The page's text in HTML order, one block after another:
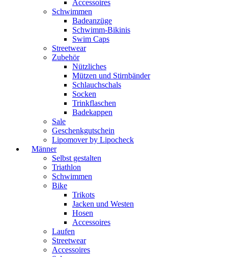
Accessoires
Schwimmen
Badeanzüge
Schwimm-Bikinis
Swim Caps
Streetwear
Zubehör
Nützliches
Mützen und Stirnbänder
Schlauchschals
Socken
Trinkflaschen
Badekappen
Sale
Geschenkgutschein
Lipomover by Lipocheck
Männer
Selbst gestalten
Triathlon
Schwimmen
Bike
Trikots
Jacken und Westen
Hosen
Accessoires
Laufen
Streetwear
Accessoires